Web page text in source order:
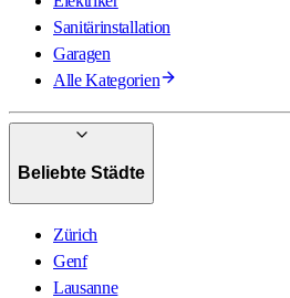
Sanitärinstallation
Garagen
Alle Kategorien
Beliebte Städte
Zürich
Genf
Lausanne